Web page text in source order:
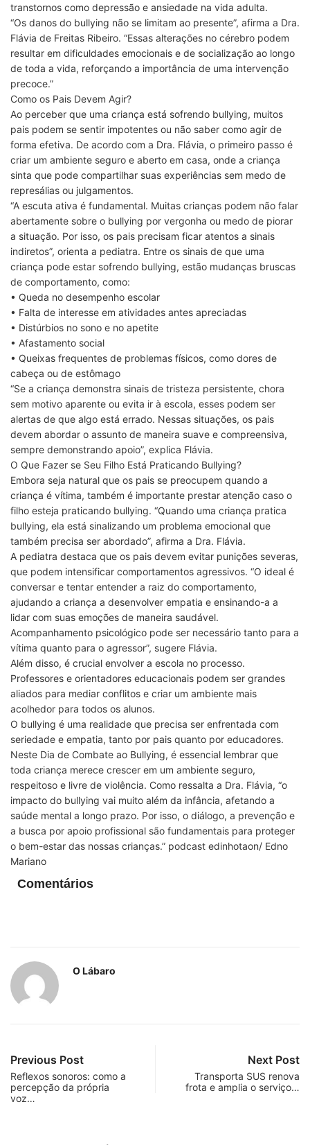
transtornos como depressão e ansiedade na vida adulta.
“Os danos do bullying não se limitam ao presente”, afirma a Dra.
Flávia de Freitas Ribeiro. “Essas alterações no cérebro podem
resultar em dificuldades emocionais e de socialização ao longo
de toda a vida, reforçando a importância de uma intervenção
precoce.”
Como os Pais Devem Agir?
Ao perceber que uma criança está sofrendo bullying, muitos
pais podem se sentir impotentes ou não saber como agir de
forma efetiva. De acordo com a Dra. Flávia, o primeiro passo é
criar um ambiente seguro e aberto em casa, onde a criança
sinta que pode compartilhar suas experiências sem medo de
represálias ou julgamentos.
“A escuta ativa é fundamental. Muitas crianças podem não falar
abertamente sobre o bullying por vergonha ou medo de piorar
a situação. Por isso, os pais precisam ficar atentos a sinais
indiretos”, orienta a pediatra. Entre os sinais de que uma
criança pode estar sofrendo bullying, estão mudanças bruscas
de comportamento, como:
• Queda no desempenho escolar
• Falta de interesse em atividades antes apreciadas
• Distúrbios no sono e no apetite
• Afastamento social
• Queixas frequentes de problemas físicos, como dores de
cabeça ou de estômago
“Se a criança demonstra sinais de tristeza persistente, chora
sem motivo aparente ou evita ir à escola, esses podem ser
alertas de que algo está errado. Nessas situações, os pais
devem abordar o assunto de maneira suave e compreensiva,
sempre demonstrando apoio”, explica Flávia.
O Que Fazer se Seu Filho Está Praticando Bullying?
Embora seja natural que os pais se preocupem quando a
criança é vítima, também é importante prestar atenção caso o
filho esteja praticando bullying. “Quando uma criança pratica
bullying, ela está sinalizando um problema emocional que
também precisa ser abordado”, afirma a Dra. Flávia.
A pediatra destaca que os pais devem evitar punições severas,
que podem intensificar comportamentos agressivos. “O ideal é
conversar e tentar entender a raiz do comportamento,
ajudando a criança a desenvolver empatia e ensinando-a a
lidar com suas emoções de maneira saudável.
Acompanhamento psicológico pode ser necessário tanto para a
vítima quanto para o agressor”, sugere Flávia.
Além disso, é crucial envolver a escola no processo.
Professores e orientadores educacionais podem ser grandes
aliados para mediar conflitos e criar um ambiente mais
acolhedor para todos os alunos.
O bullying é uma realidade que precisa ser enfrentada com
seriedade e empatia, tanto por pais quanto por educadores.
Neste Dia de Combate ao Bullying, é essencial lembrar que
toda criança merece crescer em um ambiente seguro,
respeitoso e livre de violência. Como ressalta a Dra. Flávia, “o
impacto do bullying vai muito além da infância, afetando a
saúde mental a longo prazo. Por isso, o diálogo, a prevenção e
a busca por apoio profissional são fundamentais para proteger
o bem-estar das nossas crianças.” podcast edinhotaon/ Edno
Mariano
Comentários
O Lábaro
Previous Post
Reflexos sonoros: como a
percepção da própria
voz…
Next Post
Transporta SUS renova
frota e amplia o serviço…